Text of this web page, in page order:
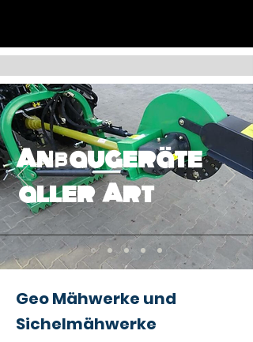
Anbaugeräte
aller Art
Geo Mähwerke und
Sichelmähwerke